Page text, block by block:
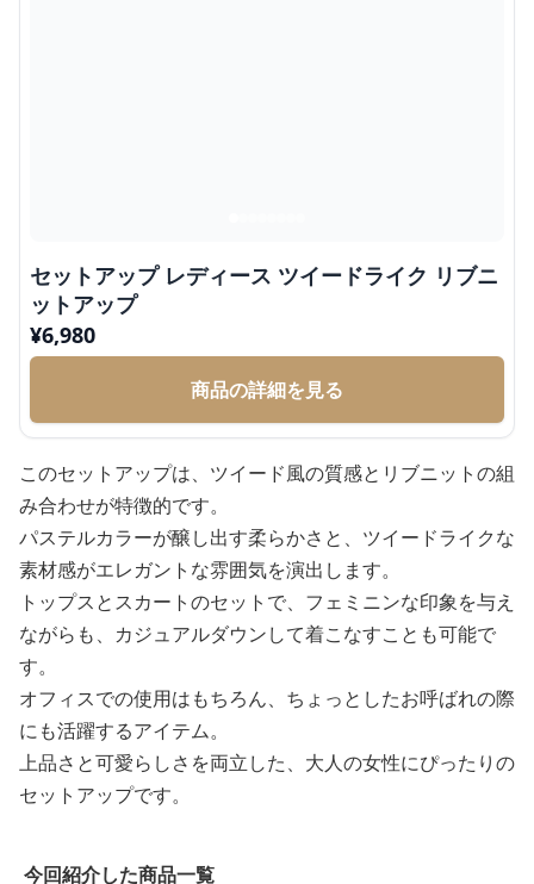
セットアップ レディース ツイードライク リブニ
ットアップ
¥6,980
商品の詳細を見る
このセットアップは、ツイード風の質感とリブニットの組
み合わせが特徴的です。
パステルカラーが醸し出す柔らかさと、ツイードライクな
素材感がエレガントな雰囲気を演出します。
トップスとスカートのセットで、フェミニンな印象を与え
ながらも、カジュアルダウンして着こなすことも可能で
す。
オフィスでの使用はもちろん、ちょっとしたお呼ばれの際
にも活躍するアイテム。
上品さと可愛らしさを両立した、大人の女性にぴったりの
セットアップです。
今回紹介した商品一覧